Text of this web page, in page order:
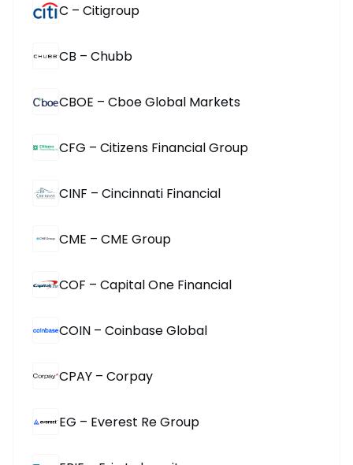
C – Citigroup
CB – Chubb
CBOE – Cboe Global Markets
CFG – Citizens Financial Group
CINF – Cincinnati Financial
CME – CME Group
COF – Capital One Financial
COIN – Coinbase Global
CPAY – Corpay
EG – Everest Re Group